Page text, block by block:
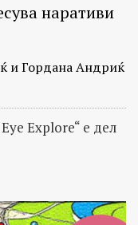
наративи
и Гордана Андриќ
Explore“ е дел